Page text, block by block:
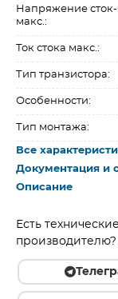
Напряжение сток-
макс.:
Ток стока макс.:
Тип транзистора:
Особенности:
Тип монтажа:
Все
Документация и
Описание
Есть